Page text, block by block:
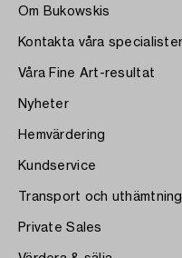
Om Bukowskis
Kontakta våra specialister
Våra Fine Art-resultat
Nyheter
Hemvärdering
Kundservice
Transport och uthämtning
Private Sales